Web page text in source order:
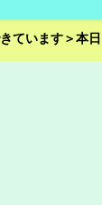
います＞本